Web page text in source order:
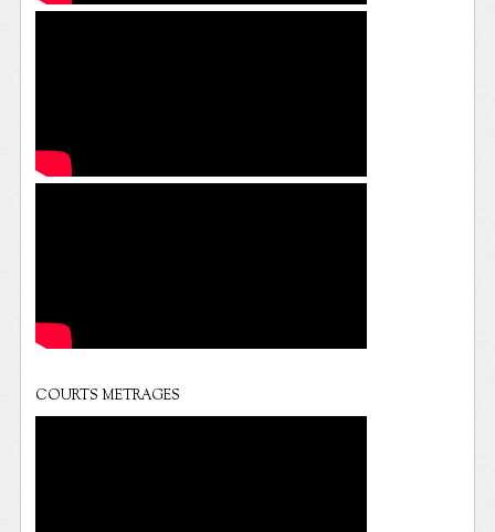
COURTS METRAGES